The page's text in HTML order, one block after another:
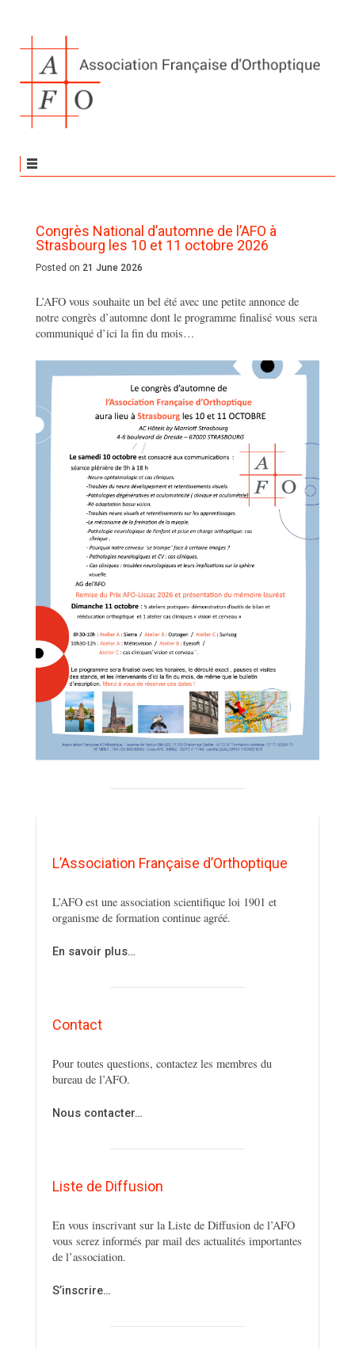
Congrès National d’automne de l’AFO à
Strasbourg les 10 et 11 octobre 2026
Posted on 21 June 2026
L’AFO vous souhaite un bel été avec une petite annonce de
notre congrès d’automne dont le programme finalisé vous sera
communiqué d’ici la fin du mois…
L’Association Française d’Orthoptique
L’AFO est une association scientifique loi 1901 et
organisme de formation continue agréé.
En savoir plus…
Contact
Pour toutes questions, contactez les membres du
bureau de l’AFO.
Nous contacter…
Liste de Diffusion
En vous inscrivant sur la Liste de Diffusion de l’AFO
vous serez informés par mail des actualités importantes
de l’association.
S’inscrire…